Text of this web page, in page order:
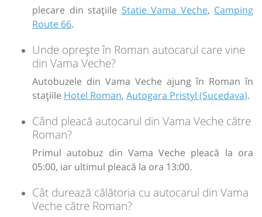
plecare din stațiile Statie Vama Veche, Camping
Route 66.
Unde oprește în Roman autocarul care vine
din Vama Veche?
Autobuzele din Vama Veche ajung în Roman în
stațiile Hotel Roman, Autogara Pristyl (Sucedava).
Când pleacă autocarul din Vama Veche către
Roman?
Primul autobuz din Vama Veche pleacă la ora
05:00, iar ultimul pleacă la ora 13:00.
Cât durează călătoria cu autocarul din Vama
Veche către Roman?